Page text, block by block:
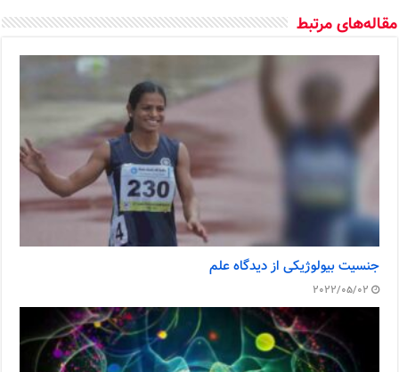
مقاله‌های مرتبط
جنسیت بیولوژیکی از دیدگاه علم
2022/05/02